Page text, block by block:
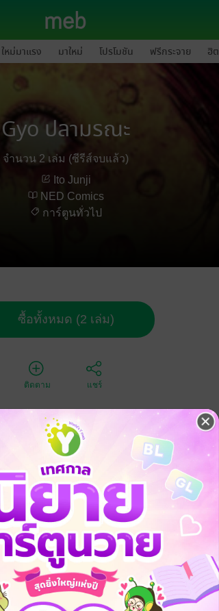
ใหม่มาแรง มาใหม่ โปรโมชัน ฟรีกระจาย ฮิ
Gyo ปลามรณะ
จำนวน 2 เล่ม (ซีรีส์จบแล้ว)
Ito Junji
NED Comics
การ์ตูนทั่วไป
ซื้อทั้งหมด (2 เล่ม)
ติดตาม แชร์